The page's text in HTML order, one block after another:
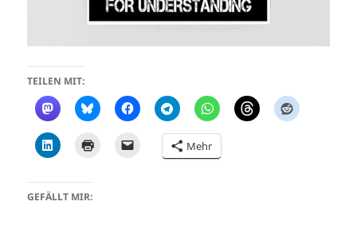
TEILEN MIT:
Mehr
GEFÄLLT MIR: